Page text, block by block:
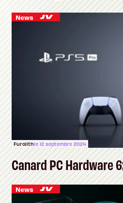
News
Furolithle 12 septembre 2024
Canard PC Hardware
News